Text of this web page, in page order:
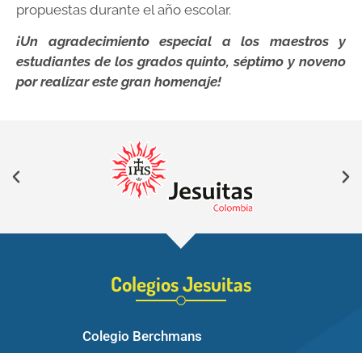
propuestas durante el año escolar.
¡Un agradecimiento especial a los maestros y
estudiantes de los grados quinto, séptimo y noveno
por realizar este gran homenaje!
Colegios Jesuitas
Colegio Berchmans